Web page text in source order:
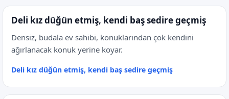
Deli kız düğün etmiş, kendi baş sedire geçmiş
Densiz, budala ev sahibi, konuklarından çok kendini
ağırlanacak konuk yerine koyar.
Deli kız düğün etmiş, kendi baş sedire geçmiş